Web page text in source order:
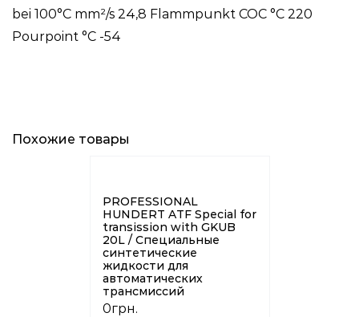
bei 100°C mm²/s 24,8 Flammpunkt COC °C 220
Pourpoint °C -54
Похожие товары
PROFESSIONAL
HUNDERT ATF Special for
transission with GKUB
20L / Специальные
синтетические
жидкости для
автоматических
трансмиссий
0грн.